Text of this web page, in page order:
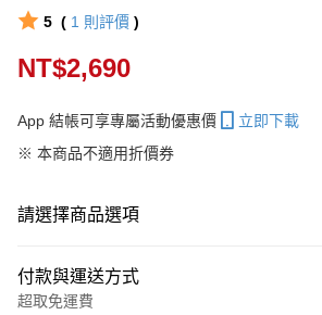
5 ( 1 則評價 )
NT$2,690
App 結帳可享專屬活動優惠價
立即下載
※ 本商品不適用折價券
請選擇商品選項
付款與運送方式
超取免運費